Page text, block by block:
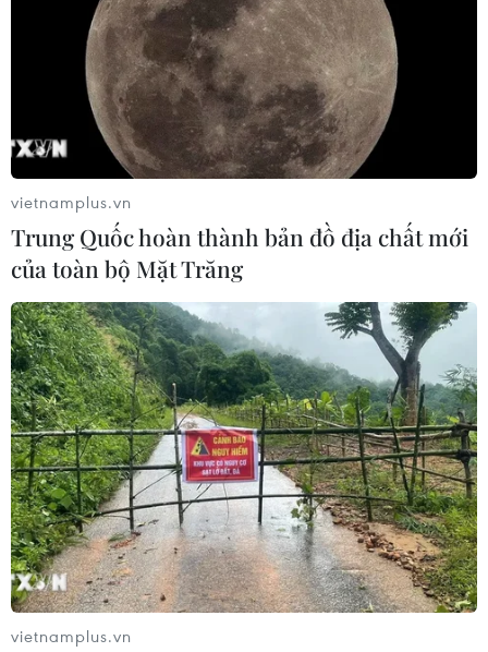
vietnamplus.vn
Trung Quốc hoàn thành bản đồ địa chất mới
của toàn bộ Mặt Trăng
vietnamplus.vn